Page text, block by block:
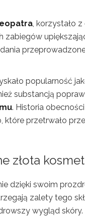
, korzystało
zabiegów
popularność
substancją
. Historia
przetrwało
złota
dzięki swoim
zalety tego
wygląd